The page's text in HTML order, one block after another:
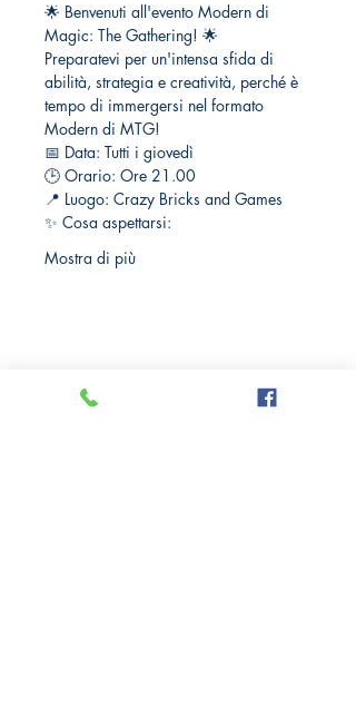
🌟 Benvenuti all'evento Modern di
Magic: The Gathering! 🌟
Preparatevi per un'intensa sfida di
abilità, strategia e creatività, perché è
tempo di immergersi nel formato
Modern di MTG!
📅 Data: Tutti i giovedì
🕒 Orario: Ore 21.00
📍 Luogo: Crazy Bricks and Games
✨ Cosa aspettarsi:
Mostra di più